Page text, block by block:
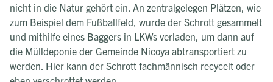
nicht in die Natur gehört ein. An zentralgelegen Plätzen, wie
zum Beispiel dem Fußballfeld, wurde der Schrott gesammelt
und mithilfe eines Baggers in LKWs verladen, um dann auf
die Mülldeponie der Gemeinde Nicoya abtransportiert zu
werden. Hier kann der Schrott fachmännisch recycelt oder